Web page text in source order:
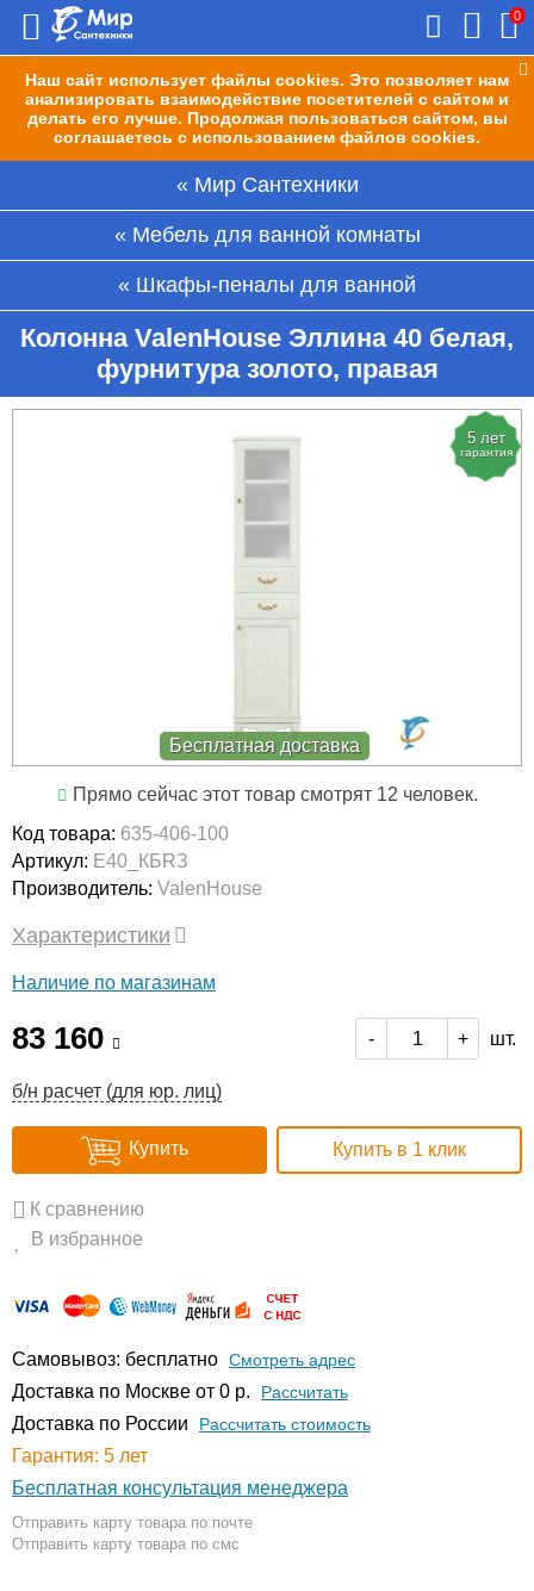
Наш сайт использует файлы cookies. Это позволяет нам
анализировать взаимодействие посетителей с сайтом и
делать его лучше. Продолжая пользоваться сайтом, вы
соглашаетесь с использованием файлов cookies.
0
Мир Сантехники
Мебель для ванной комнаты
Шкафы-пеналы для ванной
Колонна ValenHouse Эллина 40 белая,
фурнитура золото, правая
5 лет
гарантия
Бесплатная доставка
Прямо сейчас этот товар смотрят 12 человек.
Код товара: 635-406-100
Артикул: E40_КБRЗ
Производитель: ValenHouse
Характеристики
Наличие по магазинам
83 160 - + шт.
б/н расчет (для юр. лиц)
Купить Купить в 1 клик
К сравнению
В избранное
Самовывоз: бесплатно Смотреть адрес
Доставка по Москве от 0 р. Расcчитать
Доставка по России Рассчитать стоимость
Гарантия: 5 лет
Бесплатная консультация менеджера
Отправить карту товара по почте
Отправить карту товара по смс